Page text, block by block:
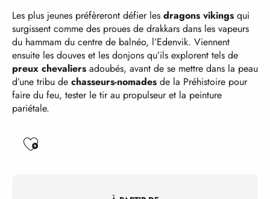
Les plus jeunes préfèreront défier les dragons vikings qui
surgissent comme des proues de drakkars dans les vapeurs
du hammam du centre de balnéo, l’Edenvik. Viennent
ensuite les douves et les donjons qu’ils explorent tels de
preux chevaliers adoubés, avant de se mettre dans la peau
d’une tribu de chasseurs-nomades de la Préhistoire pour
faire du feu, tester le tir au propulseur et la peinture
pariétale.
Ajouter aux favoris